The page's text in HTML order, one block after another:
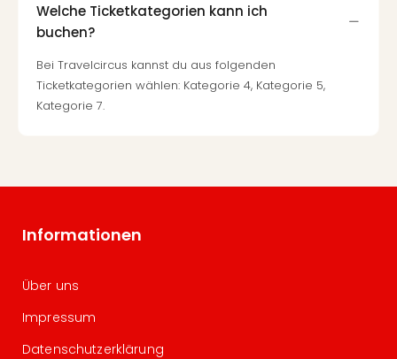
Welche Ticketkategorien kann ich
buchen?
Bei Travelcircus kannst du aus folgenden
Ticketkategorien wählen: Kategorie 4, Kategorie 5,
Kategorie 7.
Informationen
Über uns
Impressum
Datenschutzerklärung